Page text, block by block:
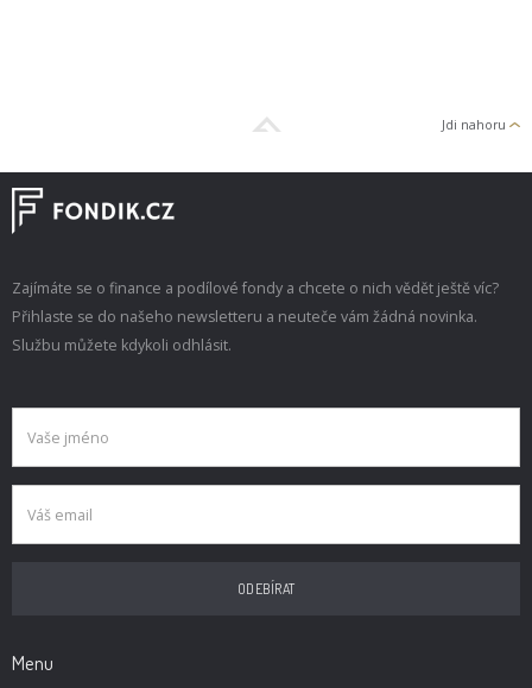
Jdi nahoru
Zajímáte se o finance a podílové fondy a chcete o nich vědět ještě víc?
Přihlaste se do našeho newsletteru a neuteče vám žádná novinka.
Službu můžete kdykoli odhlásit.
Menu